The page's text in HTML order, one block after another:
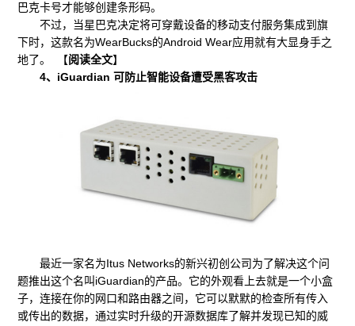
巴克卡号才能够创建条形码。
不过，当星巴克决定将可穿戴设备的移动支付服务集成到旗
下时，这款名为WearBucks的Android Wear应用就有大显身手之
地了。 【阅读全文】
4、iGuardian 可防止智能设备遭受黑客攻击
最近一家名为Itus Networks的新兴初创公司为了解决这个问
题推出这个名叫iGuardian的产品。它的外观看上去就是一个小盒
子，连接在你的网口和路由器之间，它可以默默的检查所有传入
或传出的数据，通过实时升级的开源数据库了解并发现已知的威